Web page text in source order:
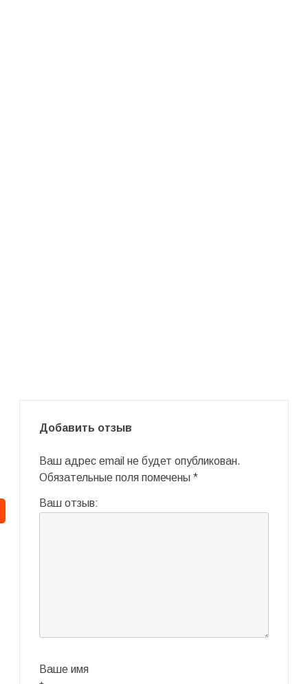
Добавить отзыв
Ваш адрес email не будет опубликован.
Обязательные поля помечены *
Ваш отзыв:
Ваше имя